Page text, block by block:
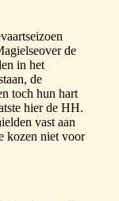
de
in het
de
toch hun hart
hier de HH.
vast aan
kozen niet voor